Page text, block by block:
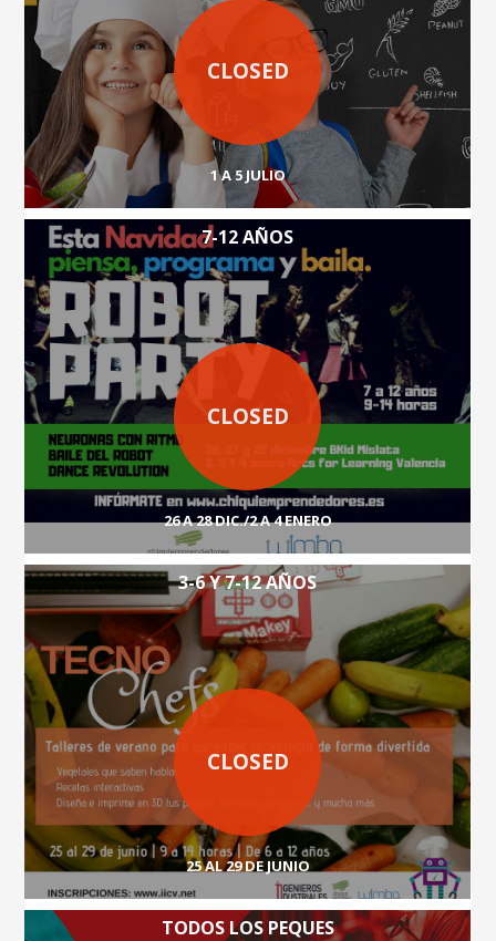
CLOSED
1 A 5 JULIO
CLOSED
26 A 28 DIC./2 A 4 ENERO
7-12 AÑOS
CLOSED
25 AL 29 DE JUNIO
3-6 Y 7-12 AÑOS
TODOS LOS PEQUES